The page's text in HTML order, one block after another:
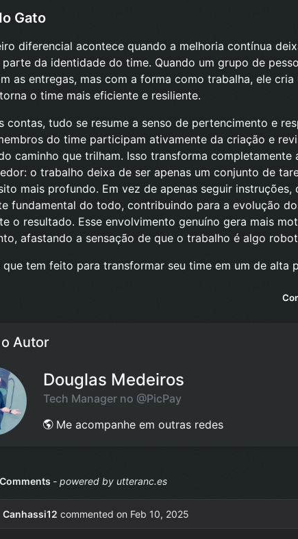
Gato
diferencial acontece quando a melhoria contínua
da identidade do time. Quando um grupo de
as entregas, mas com a forma como trabalha, ele
o time mais eficiente e resiliente.
contas, tudo se resume a senso de pertencimento e
do time participam ativamente da criação e
caminho que trilham. Isso transforma completamente
o trabalho deixa de ser apenas um conjunto de
mais profundo. Em vez de apenas seguir instruções,
fundamental do todo, contribuindo para a evolução
o resultado. Esse envolvimento genuíno gera mais
afastando a sensação de que o trabalho é algo
que tem feito para transformar seu time em um de alta
Autor
Douglas Medeiros
Tech Manager no @PicPay
Me acompanhe em outras redes